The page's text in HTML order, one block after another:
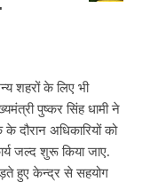
शहरों के लिए भी
पुष्कर सिंह धामी ने
दौरान अधिकारियों को
जल्द शुरू किया जाए.
हुए केन्द्र से सहयोग